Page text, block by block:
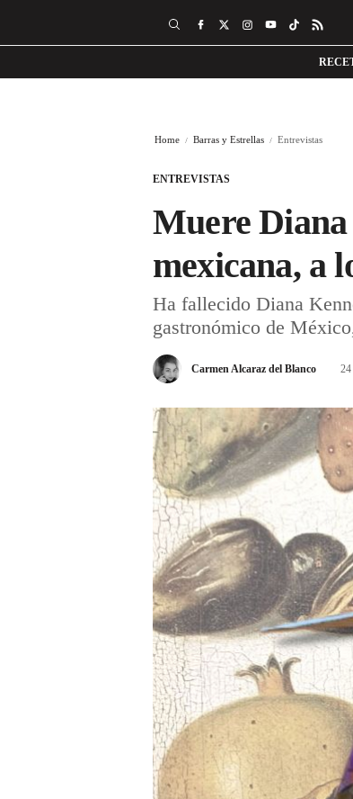
Home Barras y Estrellas Entrevistas
ENTREVISTAS
Muere
mexicana, a
Ha fallecido Diana
gastronómico de
Carmen Alcaraz del Blanco